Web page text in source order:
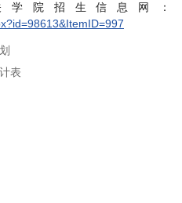
院招生信息网：
表